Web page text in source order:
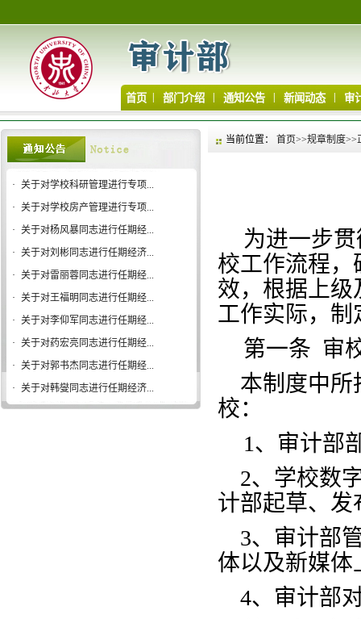
首页 部门介绍 通知公告 新闻动态 审
· 关于对学校科研管理进行专项...
· 关于对学校房产管理进行专项...
· 关于对杨风暴同志进行任期经...
· 关于对刘彬同志进行任期经济...
· 关于对雷丽蓉同志进行任期经...
· 关于对王福明同志进行任期经...
· 关于对李仰军同志进行任期经...
· 关于对药宏亮同志进行任期经...
· 关于对郭书杰同志进行任期经...
· 关于对韩燮同志进行任期经济...
当前位置： 首页>>规章制度>>
为进一步
校工作流程
效，根据上
工作实际，制
第一条 审
本制度中所
校：
1、审计部
2、学校数
计部起草、发
3、审计部
体以及新媒体
4、审计部